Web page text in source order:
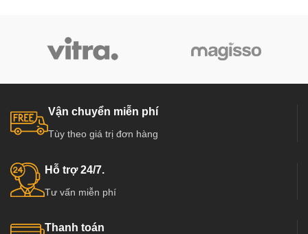
Vận chuyển miễn phí
Tùy theo giá trị đơn hàng
Hỗ trợ 24/7.
Tư vấn miễn phí
Thanh toán